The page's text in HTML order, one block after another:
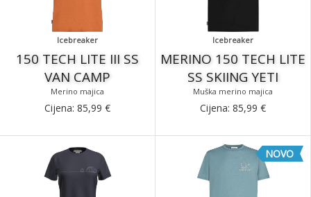
Icebreaker
150 TECH LITE III SS
VAN CAMP
Merino majica
Cijena: 85,99 €
Icebreaker
MERINO 150 TECH LITE
SS SKIING YETI
Muška merino majica
Cijena: 85,99 €
NOVO